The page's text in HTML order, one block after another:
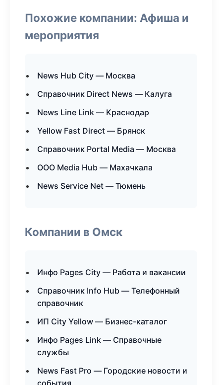
Похожие компании: Афиша и
мероприятия
News Hub City — Москва
Справочник Direct News — Калуга
News Line Link — Краснодар
Yellow Fast Direct — Брянск
Справочник Portal Media — Москва
ООО Media Hub — Махачкала
News Service Net — Тюмень
Компании в Омск
Инфо Pages City — Работа и вакансии
Справочник Info Hub — Телефонный
справочник
ИП City Yellow — Бизнес-каталог
Инфо Pages Link — Справочные
службы
News Fast Pro — Городские новости и
события